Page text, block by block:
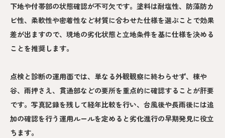
下地や付帯部の状態確認が不可欠です。塗料は耐塩性、防藻防カ
ビ性、柔軟性や密着性など材質に合わせた仕様を選ぶことで効果
差が出ますので、現地の劣化状態と立地条件を基に仕様を決める
ことを推奨します。
点検と診断の運用面では、単なる外観観察に終わらせず、棟や
谷、雨押さえ、貫通部などの要所を重点的に確認することが肝要
です。写真記録を残して経年比較を行い、台風後や長雨後には追
加の確認を行う運用ルールを定めると劣化進行の早期発見に役立
ちます。